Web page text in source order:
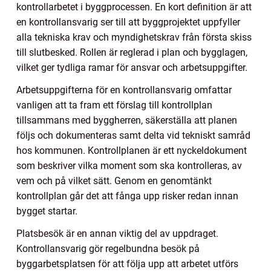
kontrollarbetet i byggprocessen. En kort definition är att
en kontrollansvarig ser till att byggprojektet uppfyller
alla tekniska krav och myndighetskrav från första skiss
till slutbesked. Rollen är reglerad i plan och bygglagen,
vilket ger tydliga ramar för ansvar och arbetsuppgifter.
Arbetsuppgifterna för en kontrollansvarig omfattar
vanligen att ta fram ett förslag till kontrollplan
tillsammans med byggherren, säkerställa att planen
följs och dokumenteras samt delta vid tekniskt samråd
hos kommunen. Kontrollplanen är ett nyckeldokument
som beskriver vilka moment som ska kontrolleras, av
vem och på vilket sätt. Genom en genomtänkt
kontrollplan går det att fånga upp risker redan innan
bygget startar.
Platsbesök är en annan viktig del av uppdraget.
Kontrollansvarig gör regelbundna besök på
byggarbetsplatsen för att följa upp att arbetet utförs